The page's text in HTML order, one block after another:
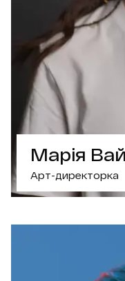
Марія
Арт-директорка
Арт